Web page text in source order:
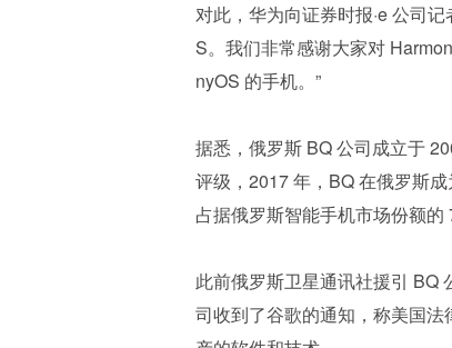
对此，华为向证券时报·e 公司
S。我们非常感谢大家对
nyOS 的手机。”
据悉，俄罗斯 BQ 公司成立于
评级，2017 年，BQ 在俄罗斯
占据俄罗斯智能手机市场份额的
此前俄罗斯卫星通讯社援引 BQ
司收到了谷歌的通知，称美国